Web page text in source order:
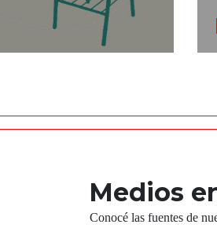
Medios
Conocé las fuentes de